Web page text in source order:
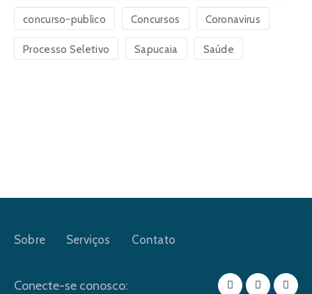
concurso-publico Concursos Coronavirus
Processo Seletivo Sapucaia Saúde
Sobre Serviços Contato
Conecte-se conosco: